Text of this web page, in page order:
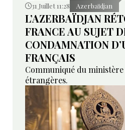
31 Juillet 11:28 Azerbaïdjan
L’AZERBAÏDJAN
FRANCE AU SUJET
CONDAMNATION
FRANÇAIS
Communiqué du ministère
étrangères.